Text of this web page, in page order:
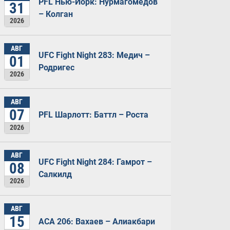
31
2026
– Колган
АВГ
01
2026
UFC Fight Night 283: Медич –
Родригес
АВГ
07
2026
PFL Шарлотт: Баттл – Роста
АВГ
08
2026
UFC Fight Night 284: Гамрот –
Салкилд
АВГ
15 ACA 206: Вахаев – Алиакбари